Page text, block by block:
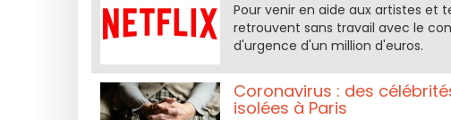
Pour venir en aide aux artistes et
retrouvent sans travail avec le
d'urgence d'un million d'euros.
Coronavirus : des
isolées à Paris